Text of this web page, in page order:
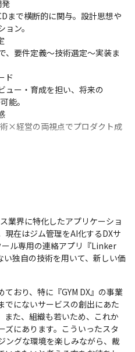
で横断的に関与。設計思想や
ン。
要件定義〜技術選定〜実装ま
ド
ー・育成を担い、将来の
能。
×経営の両視点でプロダクト成
ド → EM/Head of
ネジメントへ拡張。
リティ設計を担う立場へ。
業界に特化したアプリケーショ
現在はジム管理をAI化するDXサ
ール専用の連絡アプリ『Linker
独自の技術を用いて、新しい価
おり、特に『GYM DX』の事業
でにないサービスの創出にあた
また、組織も若いため、これか
ズにあります。こういったスタ
ングな環境を楽しみながら、裁